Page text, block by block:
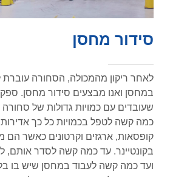
סידור מחסן
לאחר ריקון מהמכולה, הסחורה עוברת
במחסן ואנו מבצעים סידור מחסן.
שעובדים עם כמויות גדולות של סחורה
כמה קשה לטפל בכמויות כל כך
קופסאות, ארגזים וקרטונים כאשר הם
בקונטיינר. עד כמה קשה לסדר אותם,
ועד כמה קשה לעבוד במחסן שיש בו